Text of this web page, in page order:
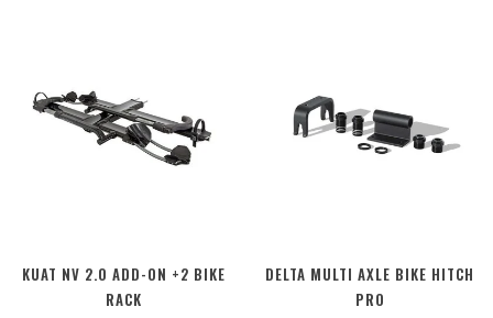
KUAT NV 2.0 ADD-ON +2 BIKE
RACK
DELTA MULTI AXLE BIKE HITCH
PRO